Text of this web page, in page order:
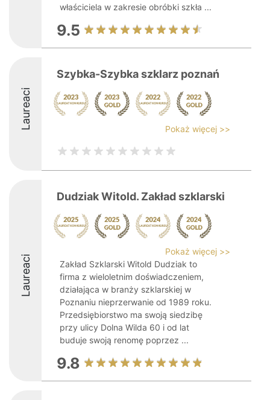
właściciela w zakresie obróbki szkła ...
9.5
Laureaci
Szybka-Szybka szklarz poznań
Pokaż więcej >>
Laureaci
Dudziak Witold. Zakład szklarski
Pokaż więcej >>
Zakład Szklarski Witold Dudziak to
firma z wieloletnim doświadczeniem,
działająca w branży szklarskiej w
Poznaniu nieprzerwanie od 1989 roku.
Przedsiębiorstwo ma swoją siedzibę
przy ulicy Dolna Wilda 60 i od lat
buduje swoją renomę poprzez ...
9.8